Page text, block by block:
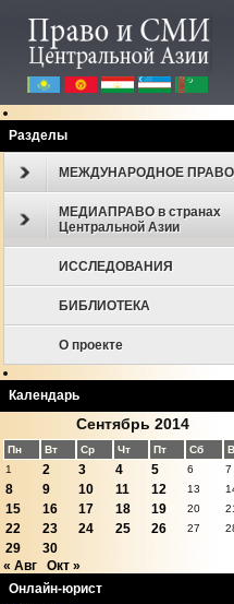
Разделы
МЕЖДУНАРОДНОЕ ПРАВО
МЕДИАПРАВО в странах
Центральной Азии
ИССЛЕДОВАНИЯ
БИБЛИОТЕКА
О проекте
Календарь
Сентябрь 2014
Пн Вт Ср Чт Пт Сб
1
2 3 4 5 6 7
8 9 10 11 12 13
15 16 17 18 19 20
22 23 24 25 26 27
29
30
« Авг
Окт »
Онлайн-юрист